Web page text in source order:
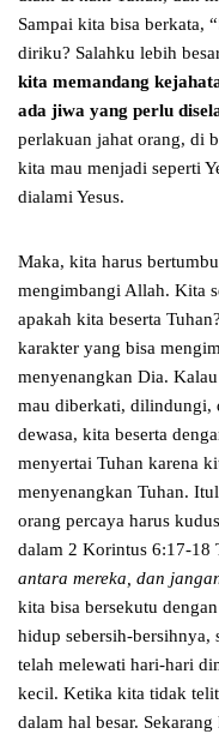
Sampai kita bisa berkata,
diriku? Salahku lebih
kita memandang
ada jiwa yang perlu
perlakuan jahat orang, di
kita mau menjadi seperti
dialami Yesus.
Maka, kita harus
mengimbangi Allah. Kita
apakah kita beserta
karakter yang bisa
menyenangkan Dia.
mau diberkati, dilindungi,
dewasa, kita beserta
menyertai Tuhan karena
menyenangkan Tuhan.
orang percaya harus
dalam 2 Korintus 6:17-18
antara mereka, dan
kita bisa bersekutu
hidup sebersih-bersihnya,
telah melewati hari-hari
kecil. Ketika kita tidak
dalam hal besar.